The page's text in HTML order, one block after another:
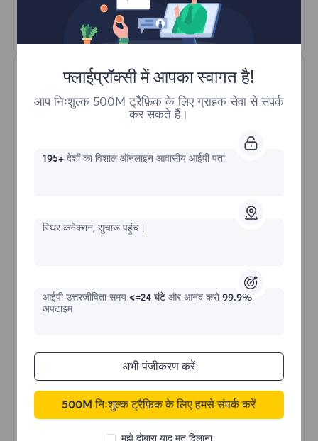
और अधिक जानें
प्रारंभिक प्रपत्र
अनलिमिटेड उपयोग डेटा
अनलिमिटेड IP उपयोग
दुनिया भर में 50 से अधिक क्षेत्र
फ्लाईप्रॉक्सी में आपका स्वागत है!
आप निःशुल्क 500M ट्रैफ़िक के लिए ग्राहक सेवा से संपर्क
कर सकते हैं।
195+देशों का विशाल ऑनलाइन आवासीय आईपी पता
स्थिर कनेक्शन, सुचारू पहुंच।
आईपी ​​उत्तरजीविता समय <=24 घंटे और आनंद करो 99.9%
अपटाइम
अभी पंजीकरण करें
500M निःशुल्क ट्रैफ़िक के लिए हमसे संपर्क करें
मुझे दोबारा याद मत दिलाना